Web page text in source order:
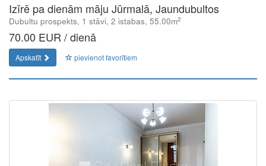
Izīrē pa dienām māju Jūrmalā, Jaundubultos
Dubultu prospekts, 1 stāvi, 2 istabas, 55.00m2
70.00 EUR / dienā
Apskatīt pievienot favorītiem